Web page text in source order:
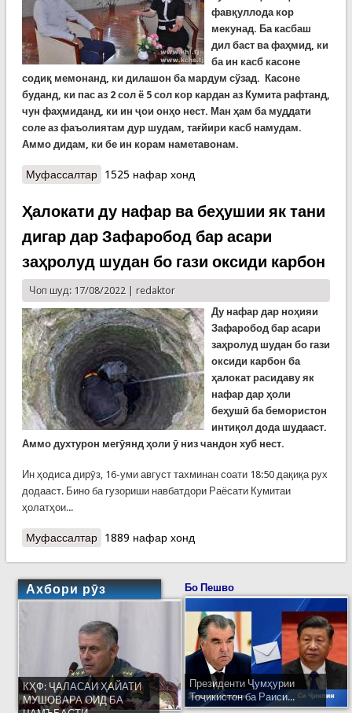
фавқуллода кор
мекунад. Ба касбаш
дил баст ва фаҳмид, ки
ба ин касб касоне
содиқ мемонанд, ки дилашон ба мардум сўзад. Касоне
буданд, ки пас аз 2 сол ё 5 сол кор кардан аз Кумита рафтанд,
чун фаҳмиданд, ки ин ҷои онҳо нест. Ман ҳам ба муддати
соле аз фаъолиятам дур шудам, тағйири касб намудам.
Аммо дидам, ки бе ин корам наметавонам.
Муфассалтаро Хуршед Кенҷаев: Дар касби мо одамони аз
1525 нафар хонд
Ҳалокати ду нафар ва беҳушии як тани
дигар дар Зафаробод бар асари
заҳролуд шудан бо гази оксиди карбон
Чоп шуд: 17/08/2022 | redaktor
Ду нафар дар ноҳияи
Зафаробод бар асари
заҳролуд шудан бо гази
оксиди карбон ба
ҳалокат расидаву як
нафар дар ҳоли
беҳушӣ ба бемористон
интиқол дода шудааст.
Аммо духтурон мегӯянд ҳоли ӯ низ чандон хуб нест.
Ин ҳодиса дирӯз, 16-уми август тахминан соати 18:50 дақиқа рух
додааст. Бино ба гузориши навбатдори Раёсати Кумитаи
ҳолатҳои...
Муфассалтаро Ҳалокати ду нафар ва беҳушии як тани дигар
1889 нафар хонд
Ахбори рӯз
КҲФ: ҶАЛАСАИ ҲАЙАТИ
МУШОВАРА ОИД БА
Бо Пешво
Президенти Ҷумҳурии
Тоҷикистон ба Раиси...